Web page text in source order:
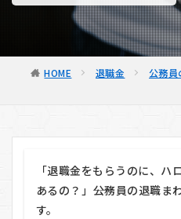
HOME 退職金 公務員
「退職金をもらうのに、ハ
あるの？」――公務員の退職
す。